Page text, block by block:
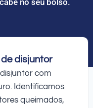
disjuntor
com
Identificamos
queimados,